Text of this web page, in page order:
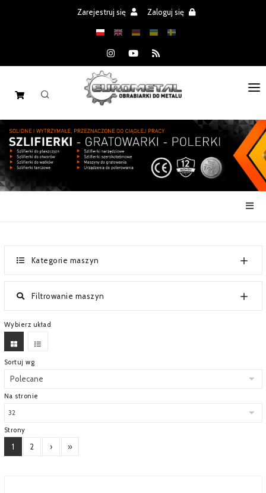
Zarejestruj się Zaloguj się
STRONA GŁÓWNA
MASZYNY
CZĘŚCI
SERWIS
FINANSOWANIE
KATALOGI
O FIRMIE
FAQ
Kategorie maszyn
Filtrowanie maszyn
Wybierz układ
Sortuj wg
Na stronie
Strony
1 2 › »